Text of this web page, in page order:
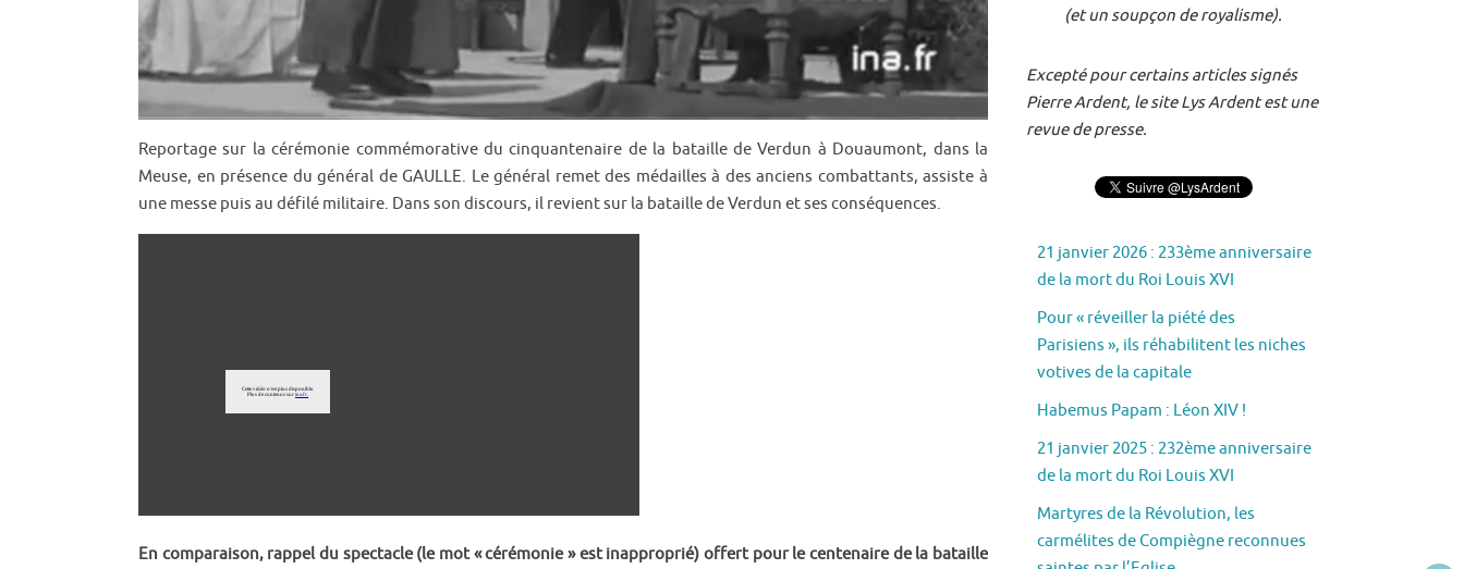
Reportage sur la cérémonie commémorative du cinquantenaire de la bataille de Verdun à Douaumont, dans la
Meuse, en présence du général de GAULLE. Le général remet des médailles à des anciens combattants, assiste à
une messe puis au défilé militaire. Dans son discours, il revient sur la bataille de Verdun et ses conséquences.
En comparaison, rappel du spectacle (le mot « cérémonie » est inapproprié) offert pour le centenaire de la bataille
(et un soupçon de royalisme).
Excepté pour certains articles signés
Pierre Ardent, le site Lys Ardent est une
revue de presse.
21 janvier 2026 : 233ème anniversaire
de la mort du Roi Louis XVI
Pour « réveiller la piété des
Parisiens », ils réhabilitent les niches
votives de la capitale
Habemus Papam : Léon XIV !
21 janvier 2025 : 232ème anniversaire
de la mort du Roi Louis XVI
Martyres de la Révolution, les
carmélites de Compiègne reconnues